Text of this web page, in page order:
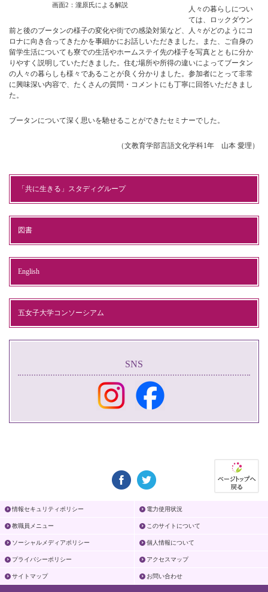
画面2：瀧原氏による解説
人々の暮らしについ
ては、ロックダウン
前と後のブータンの様子の変化や街での感染対策など、人々がどのようにコ
ロナに向き合ってきたかを事細かにお話しいただきました。また、ご自身の
留学生活についても寮での生活やホームステイ先の様子を写真とともに分か
りやすく説明していただきました。住む場所や所得の違いによってブータン
の人々の暮らしも様々であることが良く分かりました。参加者にとって非常
に興味深い内容で、たくさんの質問・コメントにも丁寧に回答いただきまし
た。
ブータンについて深く思いを馳せることができたセミナーでした。
（文教育学部言語文化学科1年 山本 愛理）
「共に生きる」スタディグループ
図書
English
五女子大学コンソーシアム
SNS
情報セキュリティポリシー 電力使用状況
教職員メニュー このサイトについて
ソーシャルメディアポリシー 個人情報について
プライバシーポリシー アクセスマップ
サイトマップ お問い合わせ